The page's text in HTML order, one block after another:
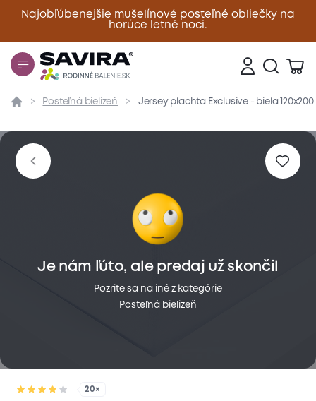
Najobľúbenejšie mušelínové posteľné obliečky na
horúce letné noci.
Zavrieť
Prehľad Parametre Popis produktu
Posteľná bielizeň Jersey plachta Exclusive - biela 120x200
20×
Je nám ľúto, ale predaj už skončil
Pozrite sa na iné z kategórie
Posteľná bielizeň